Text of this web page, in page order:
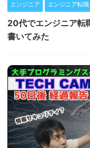
エンジニア エンジニア転職
20代でエンジニア転
書いてみた